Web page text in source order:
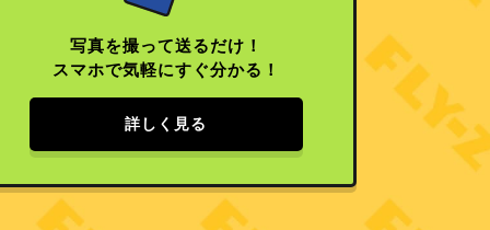
写真を撮って送るだけ！
スマホで気軽にすぐ分かる！
詳しく見る